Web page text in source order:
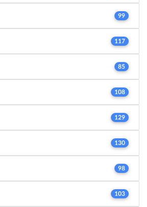
99
117
85
108
129
130
98
103